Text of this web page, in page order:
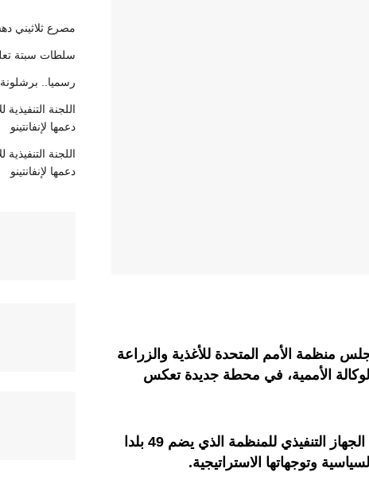
منظمة الأمم المتحدة للأغذية والزراعة
الـ179 لمؤتمر هذه الوكالة الأممية، في محطة جديدة تعكس
وسيمتد هذا الانتداب إلى غاية سنة 2029، داخل الجهاز التنفيذي للمنظمة الذي يضم 49 بلدا
وتوجهاتها الاستراتيجية.
مصرع ثلاثيني
سلطات سبتة تعلن انتشال 80 جثة
رسميا.. برشلونة
اللجنة
دعمها لإنفانتينو
اللجنة
دعمها لإنفانتينو